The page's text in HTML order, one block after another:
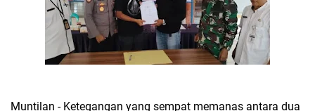
Muntilan - Ketegangan yang sempat memanas antara dua